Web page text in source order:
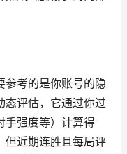
参考的是你账号的隐
态评估，它通过你过
手强度等）计算得
但近期连胜且每局评